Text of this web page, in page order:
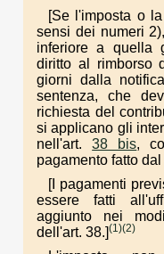
[Se l'imposta o
sensi dei numeri
inferiore a quella
diritto al rimborso
giorni dalla
sentenza, che
richiesta del
si applicano gli
nell'art.38 bis,
pagamento fatto
[I pagamenti
essere fatti
aggiunto nei
dell'art. 38.](1)(2)